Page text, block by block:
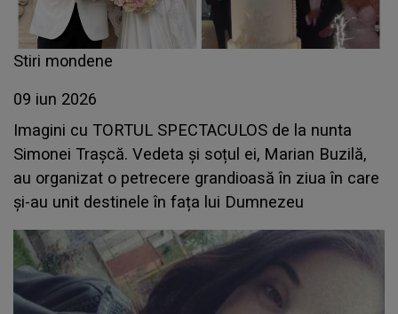
Stiri mondene
09 iun 2026
Imagini cu TORTUL SPECTACULOS de la nunta
Simonei Trașcă. Vedeta și soțul ei, Marian Buzilă,
au organizat o petrecere grandioasă în ziua în care
și-au unit destinele în fața lui Dumnezeu